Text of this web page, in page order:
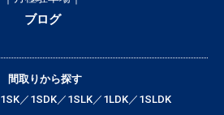
ブログ
間取りから探す
1SK／1SDK／1SLK／1LDK／1SLDK